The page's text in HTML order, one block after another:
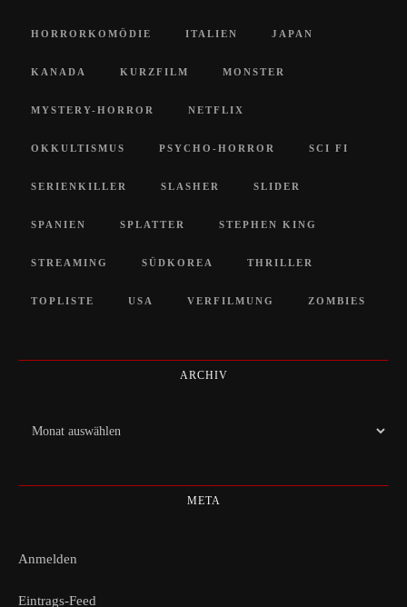
HORRORKOMÖDIE ITALIEN JAPAN
KANADA KURZFILM MONSTER
MYSTERY-HORROR NETFLIX
OKKULTISMUS PSYCHO-HORROR SCI FI
SERIENKILLER SLASHER SLIDER
SPANIEN SPLATTER STEPHEN KING
STREAMING SÜDKOREA THRILLER
TOPLISTE USA VERFILMUNG ZOMBIES
ARCHIV
Archiv
META
Anmelden
Eintrags-Feed